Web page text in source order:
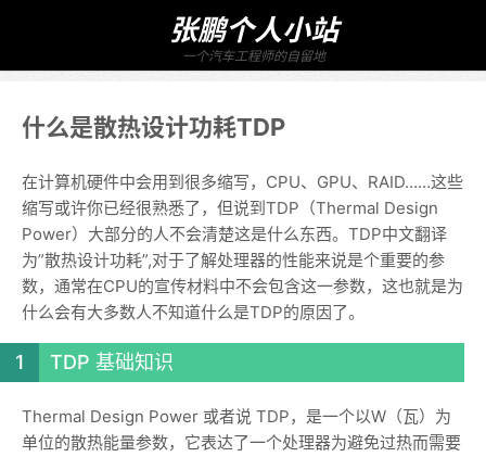
张鹏个人小站
一个汽车工程师的自留地
什么是散热设计功耗TDP
在计算机硬件中会用到很多缩写，CPU、GPU、RAID……这些
缩写或许你已经很熟悉了，但说到TDP（Thermal Design
Power）大部分的人不会清楚这是什么东西。TDP中文翻译
为”散热设计功耗”,对于了解处理器的性能来说是个重要的参
数，通常在CPU的宣传材料中不会包含这一参数，这也就是为
什么会有大多数人不知道什么是TDP的原因了。
TDP 基础知识
Thermal Design Power 或者说 TDP，是一个以W（瓦）为
单位的散热能量参数，它表达了一个处理器为避免过热而需要